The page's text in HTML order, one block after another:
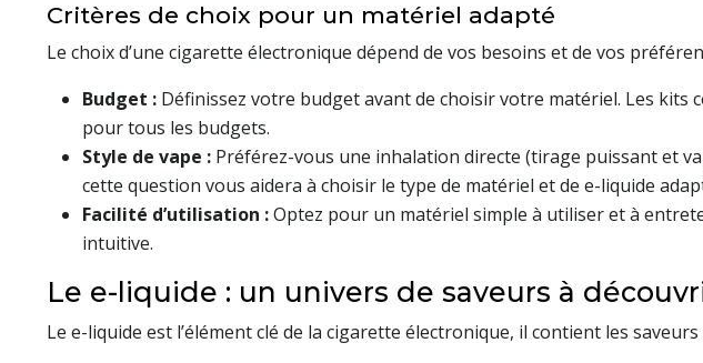
Critères de choix pour un matériel adapté
Le choix d’une cigarette électronique dépend de vos besoins et de vos
Budget : Définissez votre budget avant de choisir votre matériel. Les kits
pour tous les budgets.
Style de vape : Préférez-vous une inhalation directe (tirage puissant et
cette question vous aidera à choisir le type de matériel et de e-liquide
Facilité d’utilisation :Optez pour un matériel simple à utiliser et à
intuitive.
Le e-liquide : un univers de saveurs à
Le e-liquide est l’élément clé de la cigarette électronique, il contient les